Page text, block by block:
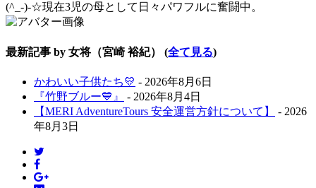
(^_-)-☆現在3児の母として日々パワフルに奮闘中。
最新記事 by 女将（宮崎 裕紀） (全て見る)
かわいい子供たち💛 - 2026年8月6日
『竹野ブルー💙』
- 2026年8月4日
【MERI AdventureTours 安全運営方針について】
- 2026
年8月3日